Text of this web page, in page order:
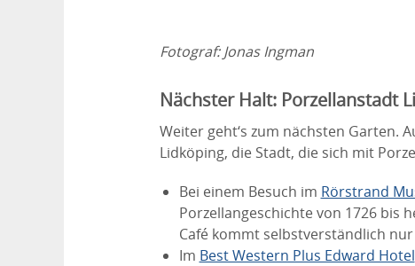
Fotograf:Jonas Ingman
Nächster Halt: Porzellanstadt
Weiter geht‘s zum nächsten Garten.
Lidköping, die Stadt, die sich mit
Bei einem Besuch im Rörstrand
Porzellangeschichte von 1726 bis
Café kommt selbstverständlich
Im Best Western Plus Edward Hotel